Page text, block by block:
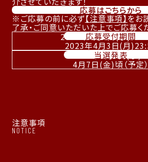
応募はこちらから
ご応募の前に必ず【注意事項】をお
了承・ご同意いただいた上でご応募く
応募受付期間
2023年3月8日(水
2023年4月3日(月
当選発表
2023年4月5日(水)～
4月7日(金)頃（予定）
注意事項
NOTICE